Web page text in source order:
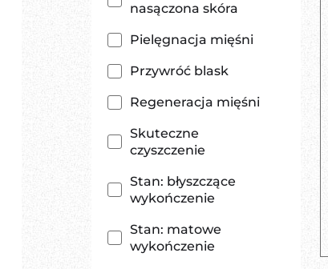
nasączona skóra
Pielęgnacja mięśni
Przywróć blask
Regeneracja mięśni
Skuteczne
czyszczenie
Stan: błyszczące
wykończenie
Stan: matowe
wykończenie